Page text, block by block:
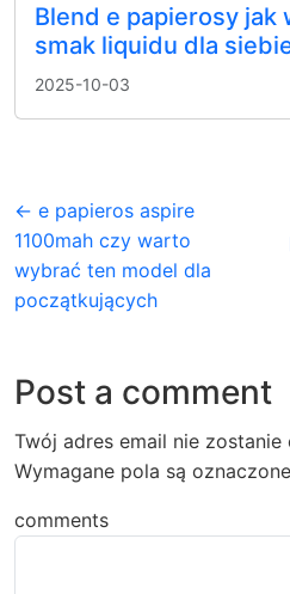
Blend e papierosy jak
smak liquidu dla
2025-10-03
← e papieros aspire
1100mah czy warto
wybrać ten model dla
początkujących
Post a comment
Twój adres email nie zostanie
Wymagane pola są oznaczone
comments